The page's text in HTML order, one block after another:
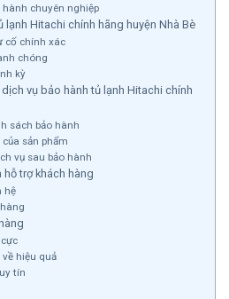
chuyên nghiệp
lạnh Hitachi chính hãng huyện Nhà Bè
cố chính xác
chóng
kỳ
vụ bảo hành tủ lạnh Hitachi chính
sách bảo hành
sản phẩm
vụ sau bảo hành
trợ khách hàng
hệ
hiệu quả
tín